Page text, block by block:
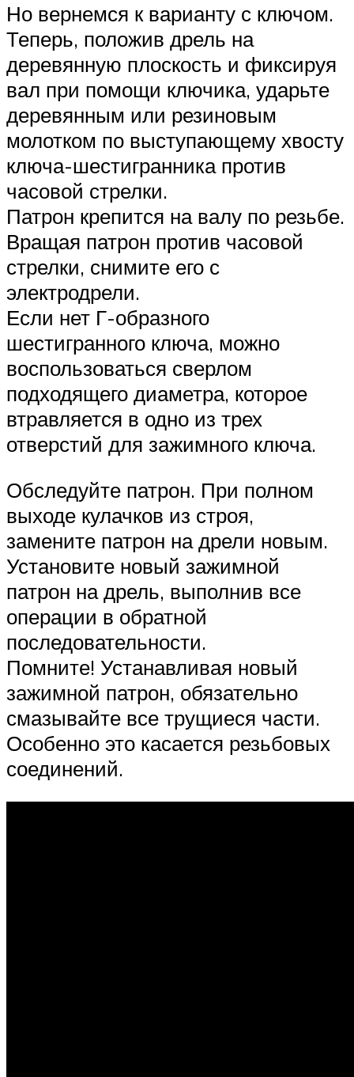
Но вернемся к варианту с ключом.
Теперь, положив дрель на
деревянную плоскость и фиксируя
вал при помощи ключика, ударьте
деревянным или резиновым
молотком по выступающему хвосту
ключа-шестигранника против
часовой стрелки.
Патрон крепится на валу по резьбе.
Вращая патрон против часовой
стрелки, снимите его с
электродрели.
Если нет Г-образного
шестигранного ключа, можно
воспользоваться сверлом
подходящего диаметра, которое
втравляется в одно из трех
отверстий для зажимного ключа.
Обследуйте патрон. При полном
выходе кулачков из строя,
замените патрон на дрели новым.
Установите новый зажимной
патрон на дрель, выполнив все
операции в обратной
последовательности.
Помните! Устанавливая новый
зажимной патрон, обязательно
смазывайте все трущиеся части.
Особенно это касается резьбовых
соединений.